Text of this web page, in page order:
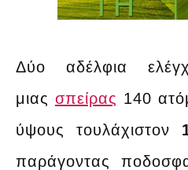
Δύο αδέλφια
μιας σπείρας 140
ύψους τουλάχιστον
παράγοντας